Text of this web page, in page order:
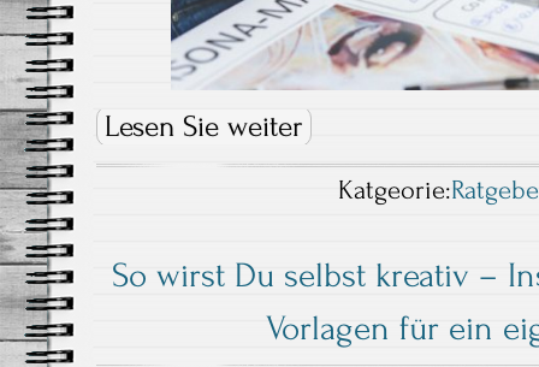
Lesen Sie weiter
Katgeorie:
So wirst Du selbst kreativ –
Vorlagen für ein